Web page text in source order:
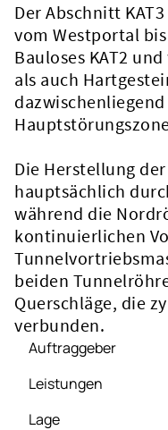
Der Abschnitt
vom Westportal
Bauloses KAT2
als auch
Die Herstellung
hauptsächlich
während die
kontinuierlichen
beiden
Querschläge, die
verbunden.
Auftraggeber
Leistungen
Lage